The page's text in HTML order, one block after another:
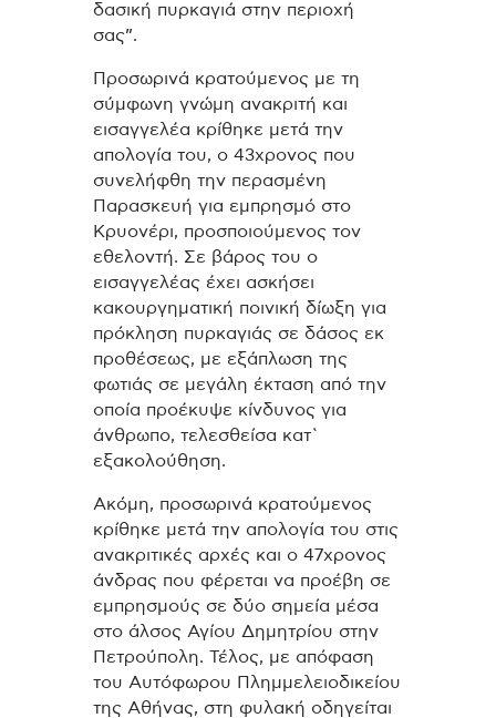
δασική πυρκαγιά στην περιοχή
σας”.
Προσωρινά κρατούμενος με τη
σύμφωνη γνώμη ανακριτή και
εισαγγελέα κρίθηκε μετά την
απολογία του, ο 43χρονος που
συνελήφθη την περασμένη
Παρασκευή για εμπρησμό στο
Κρυονέρι, προσποιούμενος τον
εθελοντή. Σε βάρος του ο
εισαγγελέας έχει ασκήσει
κακουργηματική ποινική δίωξη για
πρόκληση πυρκαγιάς σε δάσος εκ
προθέσεως, με εξάπλωση της
φωτιάς σε μεγάλη έκταση από την
οποία προέκυψε κίνδυνος για
άνθρωπο, τελεσθείσα κατ`
εξακολούθηση.
Ακόμη, προσωρινά κρατούμενος
κρίθηκε μετά την απολογία του στις
ανακριτικές αρχές και ο 47χρονος
άνδρας που φέρεται να προέβη σε
εμπρησμούς σε δύο σημεία μέσα
στο άλσος Αγίου Δημητρίου στην
Πετρούπολη. Τέλος, με απόφαση
του Αυτόφωρου Πλημμελειοδικείου
της Αθήνας, στη φυλακή οδηγείται